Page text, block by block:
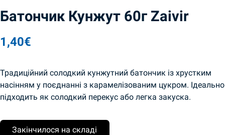
Батончик Кунжут 60г Zaivir
1,40€
Традиційний солодкий кунжутний батончик із хрустким
насінням у поєднанні з карамелізованим цукром. Ідеально
підходить як солодкий перекус або легка закуска.
Закінчилося на складі